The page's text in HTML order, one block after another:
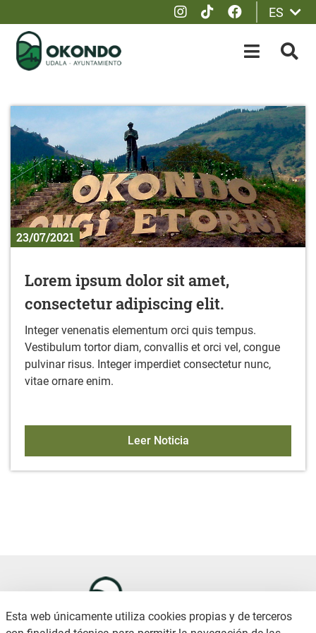
Instagram
Tik TokFacebook
ES
OPEN-
23/07/2021
Lorem ipsum dolor sit amet,
consectetur adipiscing elit.
Integer venenatis elementum orci quis tempus.
Vestibulum tortor diam, convallis et orci vel, congue
pulvinar risus. Integer imperdiet consectetur nunc,
vitae ornare enim.
Leer NoticiaLorem ipsum dolor sit
Esta web únicamente utiliza cookies propias y de terceros